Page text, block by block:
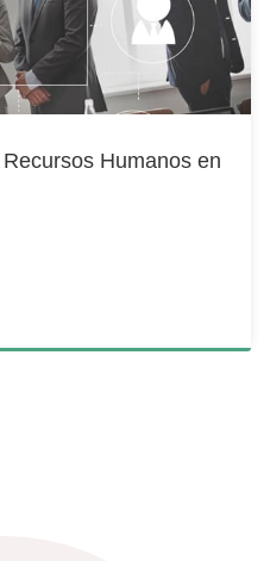
Humanos en